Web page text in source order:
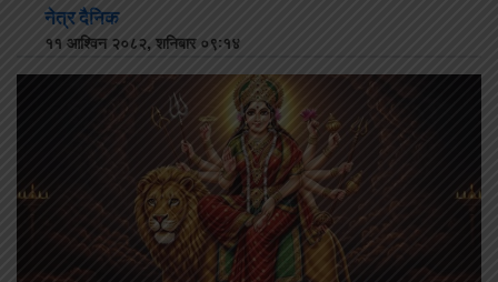
नेत्र दैनिक
११ आश्विन २०८२, शनिबार ०९:१४